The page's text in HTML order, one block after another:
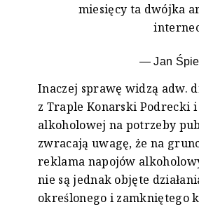
miesięcy ta dwójka
— Jan
Inaczej sprawę widzą adw.
z Traple Konarski Podrecki
alkoholowej na potrzeby
zwracają uwagę, że na
reklama napojów
nie są jednak objęte
określonego i zamkniętego